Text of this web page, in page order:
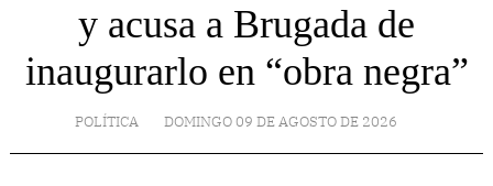
y acusa a Brugada de
inaugurarlo en “obra negra”
POLÍTICA DOMINGO 09 DE AGOSTO DE 2026